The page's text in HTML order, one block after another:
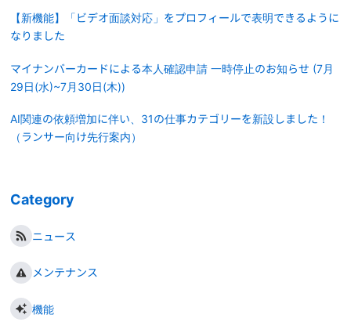
【新機能】「ビデオ面談対応」をプロフィールで表明できるように
なりました
マイナンバーカードによる本人確認申請 一時停止のお知らせ (7月
29日(水)~7月30日(木))
AI関連の依頼増加に伴い、31の仕事カテゴリーを新設しました！
（ランサー向け先行案内）
Category
ニュース
メンテナンス
機能